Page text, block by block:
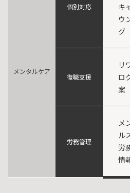
メンタルケア
個別対応
キ
ウ
グ
復職支援
リ
ロ
案
労務管理
メ
ル
労
情